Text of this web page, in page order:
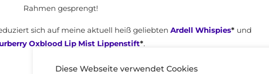
Rahmen gesprengt!
sich auf meine aktuell heiß geliebten Ardell Whispies* und
Oxblood Lip Mist Lippenstift*.
Diese Webseite verwendet Cookies